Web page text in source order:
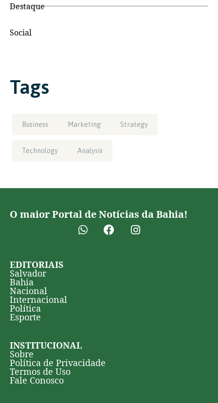
Destaque
Social
Tags
Business Marketing Strategy
Technology Analysis
O maior Portal de Notícias da Bahia!
EDITORIAIS
Salvador
Bahia
Nacional
Internacional
Política
Esporte
INSTITUCIONAL
Sobre
Política de Privacidade
Termos de Uso
Fale Conosco